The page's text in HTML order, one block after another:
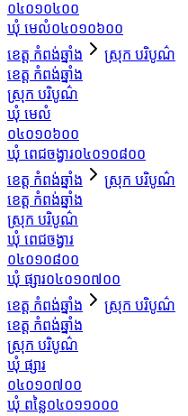
០៤០១០៤០០
ឃុំ មេលំ០៤០១០៦០០
ខេត្ត កំពង់ឆ្នាំង
ស្រុក បរិបូណ៌
ខេត្ត កំពង់ឆ្នាំង
ស្រុក បរិបូណ៌
ឃុំ មេលំ
០៤០១០៦០០
ឃុំ ពេជចង្វារ០៤០១០៨០០
ខេត្ត កំពង់ឆ្នាំង
ស្រុក បរិបូណ៌
ខេត្ត កំពង់ឆ្នាំង
ស្រុក បរិបូណ៌
ឃុំ ពេជចង្វារ
០៤០១០៨០០
ឃុំ ផ្សារ០៤០១០៧០០
ខេត្ត កំពង់ឆ្នាំង
ស្រុក បរិបូណ៌
ខេត្ត កំពង់ឆ្នាំង
ស្រុក បរិបូណ៌
ឃុំ ផ្សារ
០៤០១០៧០០
ឃុំ ពន្លៃ០៤០១១០០០